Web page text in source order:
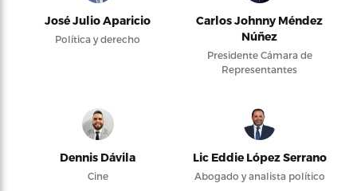
José Julio Aparicio
Política y derecho
Carlos Johnny Méndez
Núñez
Presidente Cámara de
Representantes
Dennis Dávila
Cine
Lic Eddie López Serrano
Abogado y analista político